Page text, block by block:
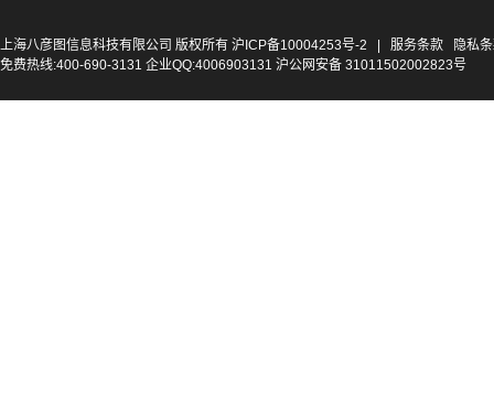
上海八彦图信息科技有限公司 版权所有 沪ICP备10004253号-2 服务条款
隐私
免费热线:400-690-3131 企业QQ:4006903131 沪公网安备 31011502002823号